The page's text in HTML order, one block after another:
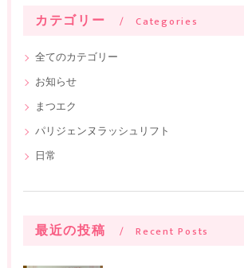
カテゴリー Categories
全てのカテゴリー
お知らせ
まつエク
パリジェンヌラッシュリフト
日常
最近の投稿 Recent Posts